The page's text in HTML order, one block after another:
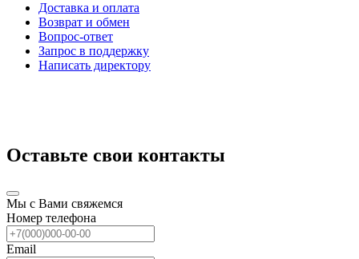
Доставка и оплата
Возврат и обмен
Вопрос-ответ
Запрос в поддержку
Написать директору
Оставьте свои контакты
Мы с Вами свяжемся
Номер телефона
Email